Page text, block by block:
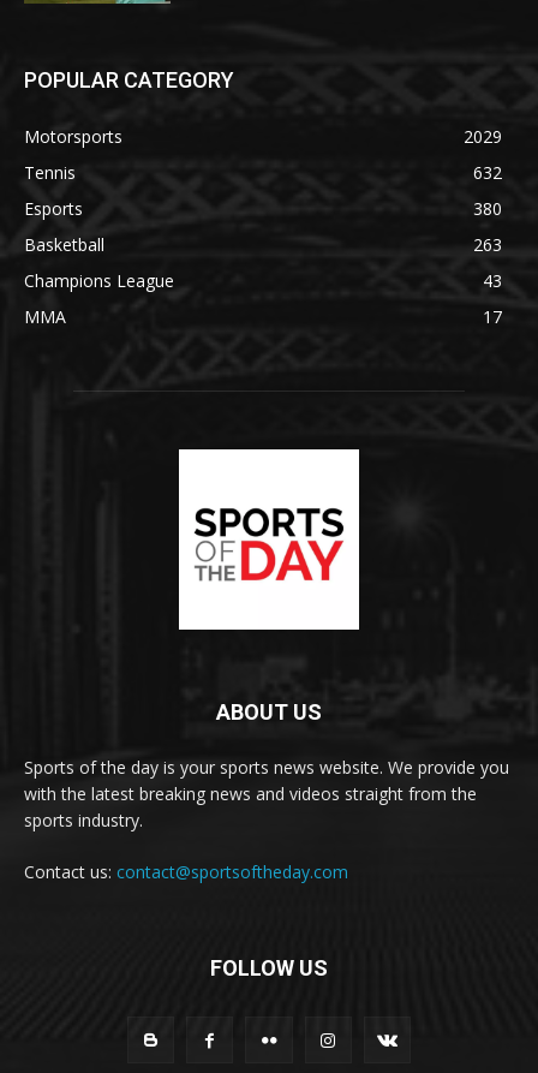
POPULAR CATEGORY
Motorsports
2029
Tennis
632
Esports
380
Basketball
263
Champions League
43
MMA
17
ABOUT US
Sports of the day is your sports news website. We provide you
with the latest breaking news and videos straight from the
sports industry.
Contact us: contact@sportsoftheday.com
FOLLOW US